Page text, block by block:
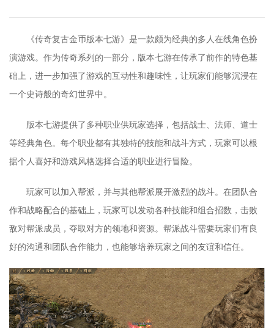
《传奇复古金币版本七游》是一款颇为经典的多人在线角色扮
演游戏。作为传奇系列的一部分，版本七游在传承了前作的特色基
础上，进一步加强了游戏的互动性和趣味性，让玩家们能够沉浸在
一个史诗般的奇幻世界中。
版本七游提供了多种职业供玩家选择，包括战士、法师、道士
等经典角色。每个职业都有其独特的技能和战斗方式，玩家可以根
据个人喜好和游戏风格选择合适的职业进行冒险。
玩家可以加入帮派，并与其他帮派展开激烈的战斗。在团队合
作和战略配合的基础上，玩家可以发动各种技能和组合招数，击败
敌对帮派成员，夺取对方的领地和资源。帮派战斗需要玩家们有良
好的沟通和团队合作能力，也能够培养玩家之间的友谊和信任。